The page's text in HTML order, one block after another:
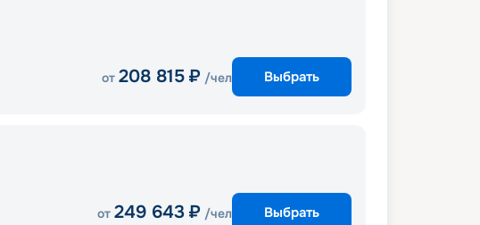
от 208 815 ₽ /чел Выбрать
от 249 643 ₽ /чел Выбрать